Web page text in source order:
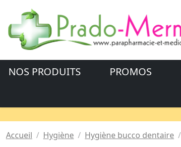
NOS PRODUITS PROMOS
Accueil Hygiène Hygiène bucco dentaire